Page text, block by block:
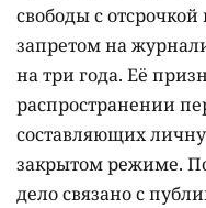
свободы с отсрочкой
запретом на
на три года. Её
распространении
составляющих
закрытом режиме.
дело связано с